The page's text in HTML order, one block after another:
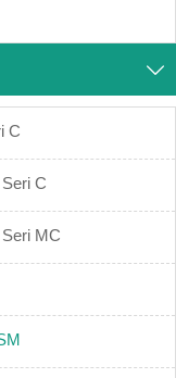

C
C
MC